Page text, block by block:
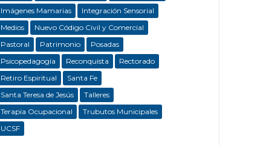
Imágenes Mamarias
Integración Sensorial
Medios
Nuevo Código Civil y Comercial
Pastoral
Patrimonio
Posadas
Psicopedagogía
Reconquista
Rectorado
Retiro Espiritual
Santa Fe
Santa Teresa de Jesús
Talleres
Terapia Ocupacional
Trubutos Municipales
UCSF